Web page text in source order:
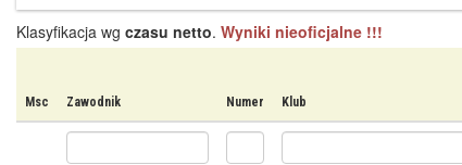
Klasyfikacja wg czasu netto. Wyniki nieoficjalne !!!
Msc Zawodnik Numer Klub